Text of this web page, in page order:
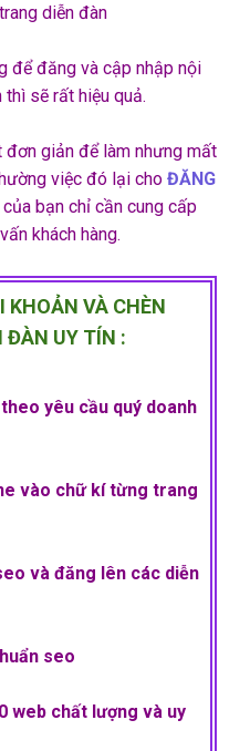
diễn đàn
để đăng và cập nhập nội
sẽ rất hiệu quả.
giản để làm nhưng mất
việc đó lại cho ĐĂNG
của bạn chỉ cần cung cấp
khách hàng.
KHOẢN VÀ CHÈN
ĐÀN UY TÍN :
yêu cầu quý doanh
vào chữ kí từng trang
và đăng lên các diễn
seo
web chất lượng và uy